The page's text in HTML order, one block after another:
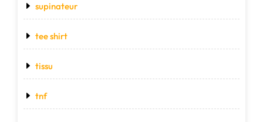
supinateur
tee shirt
tissu
tnf